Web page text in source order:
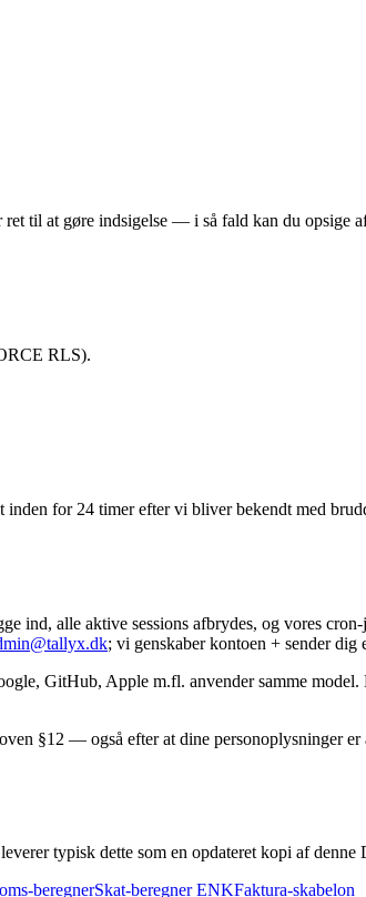
til at gøre indsigelse — i så fald kan du opsige
RLS).
for 24 timer efter vi bliver bekendt med
ind, alle aktive sessions afbrydes, og vores
; vi genskaber kontoen + sender dig
GitHub, Apple m.fl. anvender samme model.
§12 — også efter at dine personoplysninger
typisk dette som en opdateret kopi af denne
beregnerSkat-beregner ENKFaktura-skabelon